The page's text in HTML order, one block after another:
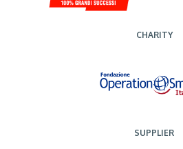
CHARITY
SUPPLIER